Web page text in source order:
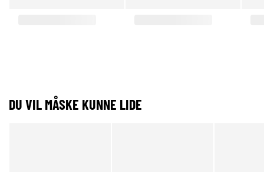
DU VIL MÅSKE KUNNE LIDE